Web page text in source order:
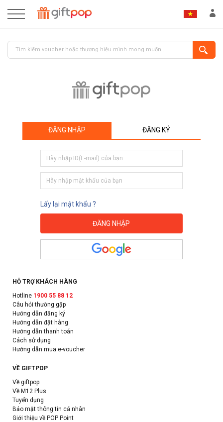
ĐĂNG NHẬP ĐĂNG KÝ
Lấy lại mật khẩu ?
HỖ TRỢ KHÁCH HÀNG
Hotline 1900 55 88 12
Câu hỏi thường gặp
Hướng dẫn đăng ký
Hướng dẫn đặt hàng
Hướng dẫn thanh toán
Cách sử dụng
Hướng dẫn mua e-voucher
VỀ GIFTPOP
Về giftpop
Về M12 Plus
Tuyển dụng
Bảo mật thông tin cá nhân
Giới thiệu về POP Point